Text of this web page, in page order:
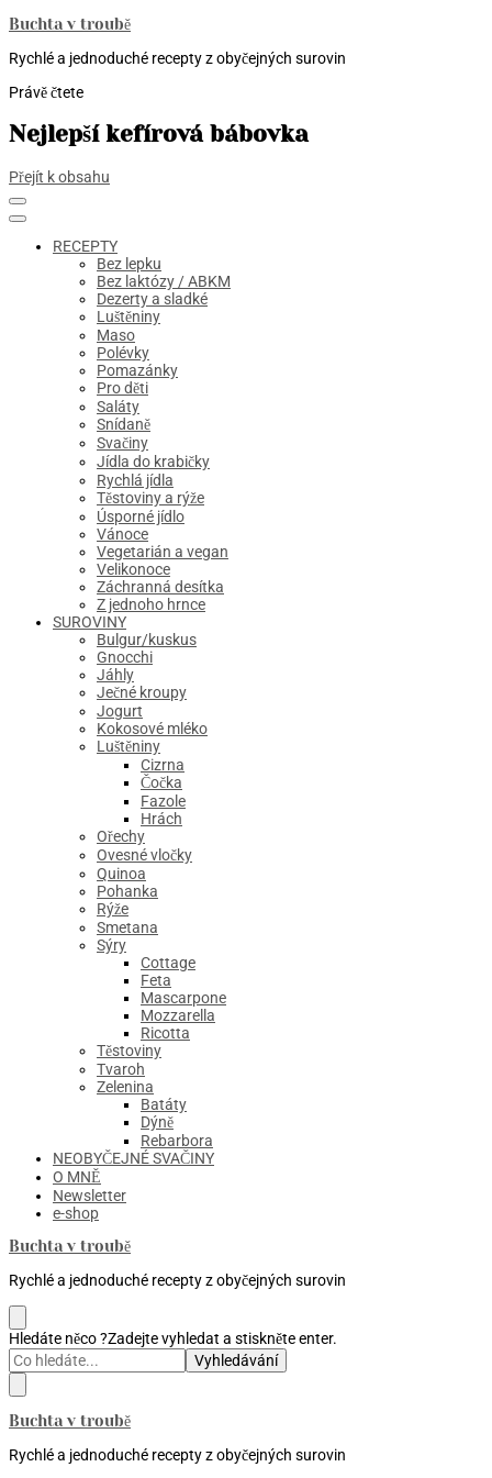
Buchta v troubě
Rychlé a jednoduché recepty z obyčejných surovin
Právě čtete
Nejlepší kefírová bábovka
Přejít k obsahu
RECEPTY
Bez lepku
Bez laktózy / ABKM
Dezerty a sladké
Luštěniny
Maso
Polévky
Pomazánky
Pro děti
Saláty
Snídaně
Svačiny
Jídla do krabičky
Rychlá jídla
Těstoviny a rýže
Úsporné jídlo
Vánoce
Vegetarián a vegan
Velikonoce
Záchranná desítka
Z jednoho hrnce
SUROVINY
Bulgur/kuskus
Gnocchi
Jáhly
Ječné kroupy
Jogurt
Kokosové mléko
Luštěniny
Cizrna
Čočka
Fazole
Hrách
Ořechy
Ovesné vločky
Quinoa
Pohanka
Rýže
Smetana
Sýry
Cottage
Feta
Mascarpone
Mozzarella
Ricotta
Těstoviny
Tvaroh
Zelenina
Batáty
Dýně
Rebarbora
NEOBYČEJNÉ SVAČINY
O MNĚ
Newsletter
e-shop
Buchta v troubě
Rychlé a jednoduché recepty z obyčejných surovin
Hledáte něco ?Zadejte vyhledat a stiskněte enter.
Buchta v troubě
Rychlé a jednoduché recepty z obyčejných surovin